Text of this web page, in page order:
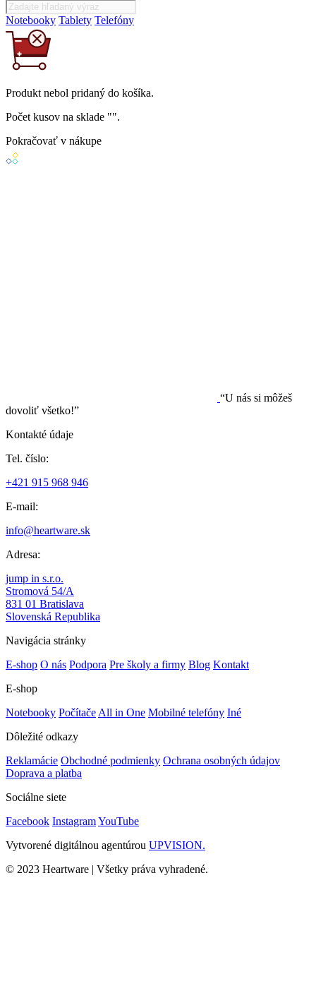
Notebooky Tablety Telefóny
Produkt nebol pridaný do košíka.
Počet kusov na sklade "".
Pokračovať v nákupe
“U nás si môžeš
dovoliť všetko!”
Kontakté údaje
Tel. číslo:
+421 915 968 946
E-mail:
info@heartware.sk
Adresa:
jump in s.r.o.
Stromová 54/A
831 01 Bratislava
Slovenská Republika
Navigácia stránky
E-shop O nás Podpora Pre školy a firmy Blog Kontakt
E-shop
Notebooky Počítače All in One Mobilné telefóny Iné
Dôležité odkazy
Reklamácie Obchodné podmienky Ochrana osobných údajov
Doprava a platba
Sociálne siete
Facebook InstagramYouTube
Vytvorené digitálnou agentúrou UPVISION.
© 2023 Heartware | Všetky práva vyhradené.